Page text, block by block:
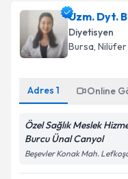
Uzm. Dyt. İzel
oluşturun. Size bu
takvim
Kişisel
Metni'ni
Uzm. Dyt.
Diyetisyen
Bursa, Nilüfer
Adres 1 Online
Özel Sağlık Meslek
Burcu Ünal Canyol
Beşevler Konak Mah.